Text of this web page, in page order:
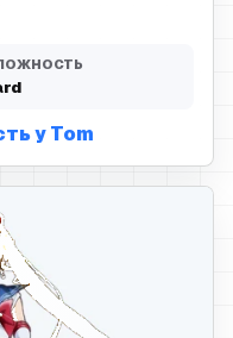
у Tom